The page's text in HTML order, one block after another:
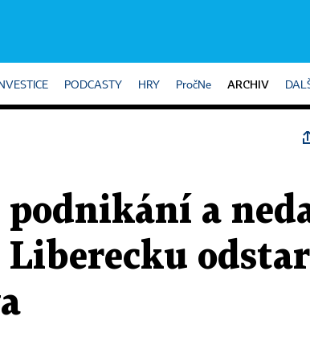
INVESTICE PODCASTY HRY PročNe ARCHIV
podnikání a
Liberecku